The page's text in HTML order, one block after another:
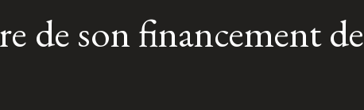
de son financement de